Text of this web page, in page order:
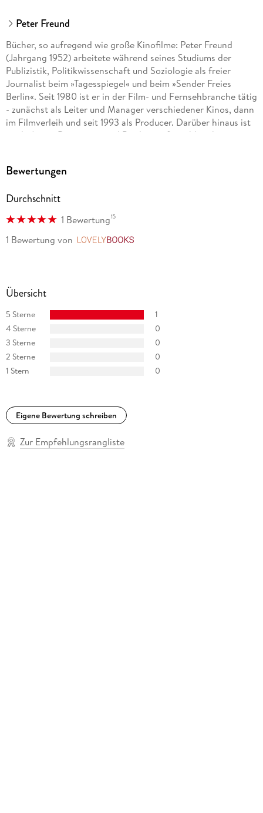
Peter Freund
Bücher, so aufregend wie große Kinofilme: Peter Freund
(Jahrgang 1952) arbeitete während seines Studiums der
Publizistik, Politikwissenschaft und Soziologie als freier
Journalist beim »Tagesspiegel« und beim »Sender Freies
Berlin«. Seit 1980 ist er in der Film- und Fernsehbranche tätig
- zunächst als Leiter und Manager verschiedener Kinos, dann
im Filmverleih und seit 1993 als Producer. Darüber hinaus ist
er als Autor, Dramaturg und Produzent für zahlreiche
Peter Freunds bisher größter Erfolg ist die »Laura Leander«-
stürmte die Bestsellerliste und wurde in 22 Ländern weltweit
veröffentlicht. Der »Focus« meint: »Was Harry Potter kann,
kann Laura auch. «
Bewertungen
Durchschnitt
1 Bewertung15
1 Bewertung von
Übersicht
5 Sterne
1
4 Sterne
0
3 Sterne
0
2 Sterne
0
1 Stern
0
Eigene Bewertung schreiben
Zur Empfehlungsrangliste